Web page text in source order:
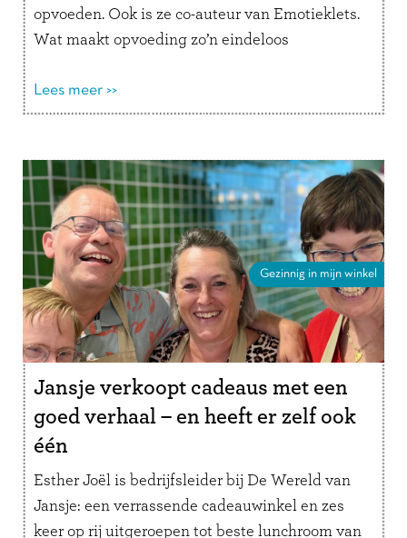
opvoeden. Ook is ze co-auteur van Emotieklets.
Wat maakt opvoeding zo’n eindeloos
verschillende opvoedstijlen en …
Lees meer >>
Gezinnig in mijn winkel
Jansje verkoopt cadeaus met een
goed verhaal – en heeft er zelf ook
één
Esther Joël is bedrijfsleider bij De Wereld van
Jansje: een verrassende cadeauwinkel en zes
keer op rij uitgeroepen tot beste lunchroom van